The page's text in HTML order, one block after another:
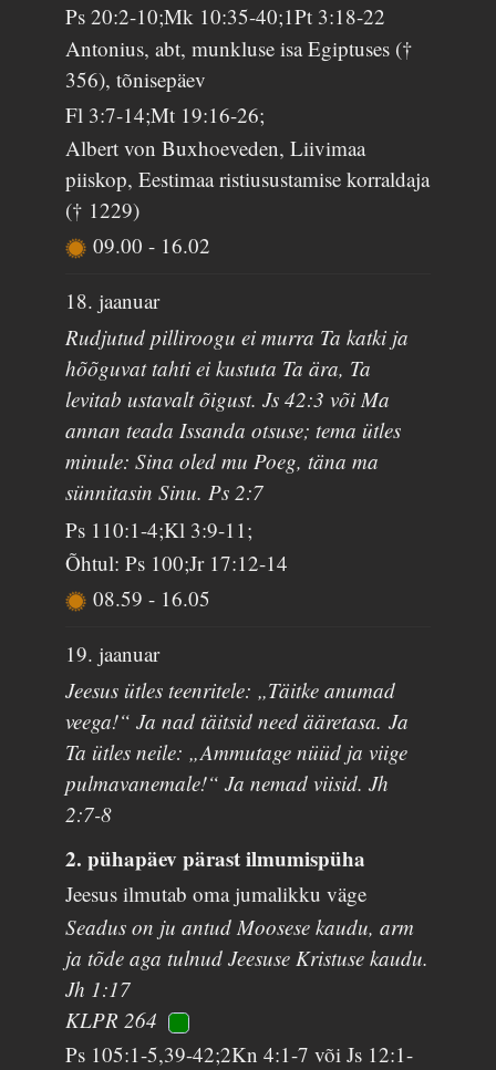
Ps 20:2-10;Mk 10:35-40;1Pt 3:18-22
Antonius, abt, munkluse isa Egiptuses (†
356), tõnisepäev
Fl 3:7-14;Mt 19:16-26;
Albert von Buxhoeveden, Liivimaa
piiskop, Eestimaa ristiusustamise korraldaja
(† 1229)
09.00- 16.02
18. jaanuar
Rudjutud pilliroogu ei murra Ta katki ja
hõõguvat tahti ei kustuta Ta ära, Ta
levitab ustavalt õigust. Js 42:3 või Ma
annan teada Issanda otsuse; tema ütles
minule: Sina oled mu Poeg, täna ma
sünnitasin Sinu. Ps 2:7
Ps 110:1-4;Kl 3:9-11;
Õhtul: Ps 100;Jr 17:12-14
08.59- 16.05
19. jaanuar
Jeesus ütles teenritele: „Täitke anumad
veega!“ Ja nad täitsid need ääretasa. Ja
Ta ütles neile: „Ammutage nüüd ja viige
pulmavanemale!“ Ja nemad viisid. Jh
2:7-8
2. pühapäev pärast ilmumispüha
Jeesus ilmutab oma jumalikku väge
Seadus on ju antud Moosese kaudu, arm
ja tõde aga tulnud Jeesuse Kristuse kaudu.
Jh 1:17
KLPR 264
Ps 105:1-5,39-42;2Kn 4:1-7 või Js 12:1-